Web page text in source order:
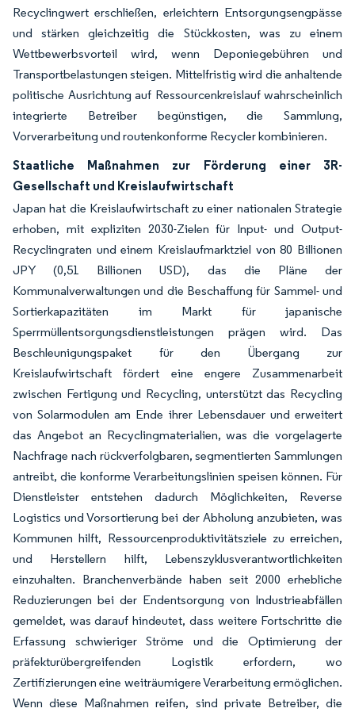
Recyclingwert erschließen, erleichtern Entsorgungsengpässe
und stärken gleichzeitig die Stückkosten, was zu einem
Wettbewerbsvorteil wird, wenn Deponiegebühren und
Transportbelastungen steigen. Mittelfristig wird die anhaltende
politische Ausrichtung auf Ressourcenkreislauf wahrscheinlich
integrierte Betreiber begünstigen, die Sammlung,
Vorverarbeitung und routenkonforme Recycler kombinieren.
Staatliche Maßnahmen zur Förderung einer 3R-
Gesellschaft und Kreislaufwirtschaft
Japan hat die Kreislaufwirtschaft zu einer nationalen Strategie
erhoben, mit expliziten 2030-Zielen für Input- und Output-
Recyclingraten und einem Kreislaufmarktziel von 80 Billionen
JPY (0,51 Billionen USD), das die Pläne der
Kommunalverwaltungen und die Beschaffung für Sammel- und
Sortierkapazitäten im Markt für japanische
Sperrmüllentsorgungsdienstleistungen prägen wird. Das
Beschleunigungspaket für den Übergang zur
Kreislaufwirtschaft fördert eine engere Zusammenarbeit
zwischen Fertigung und Recycling, unterstützt das Recycling
von Solarmodulen am Ende ihrer Lebensdauer und erweitert
das Angebot an Recyclingmaterialien, was die vorgelagerte
Nachfrage nach rückverfolgbaren, segmentierten Sammlungen
antreibt, die konforme Verarbeitungslinien speisen können. Für
Dienstleister entstehen dadurch Möglichkeiten, Reverse
Logistics und Vorsortierung bei der Abholung anzubieten, was
Kommunen hilft, Ressourcenproduktivitätsziele zu erreichen,
und Herstellern hilft, Lebenszyklusverantwortlichkeiten
einzuhalten. Branchenverbände haben seit 2000 erhebliche
Reduzierungen bei der Endentsorgung von Industrieabfällen
gemeldet, was darauf hindeutet, dass weitere Fortschritte die
Erfassung schwieriger Ströme und die Optimierung der
präfekturübergreifenden Logistik erfordern, wo
Zertifizierungen eine weiträumigere Verarbeitung ermöglichen.
Wenn diese Maßnahmen reifen, sind private Betreiber, die